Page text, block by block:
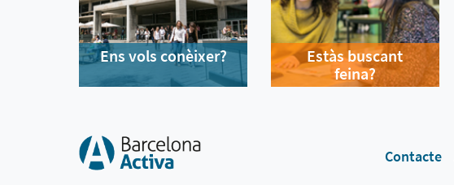
Ens vols conèixer?
Estàs buscant
feina?
Contacte